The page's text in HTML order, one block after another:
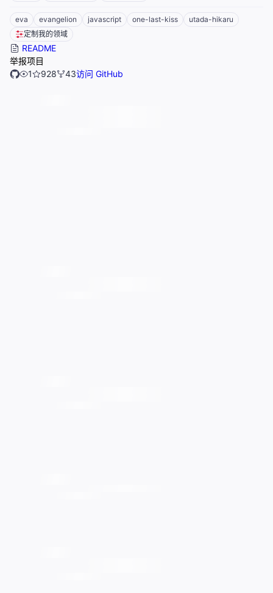
eva evangelion javascript one-last-kiss
utada-hikaru
定制我的领域
README
举报项目
1
928 43访问 GitHub